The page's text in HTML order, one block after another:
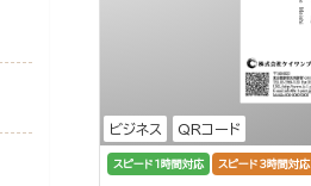
ビジネス QRコード
スピード1時間対応 スピード3時間対応